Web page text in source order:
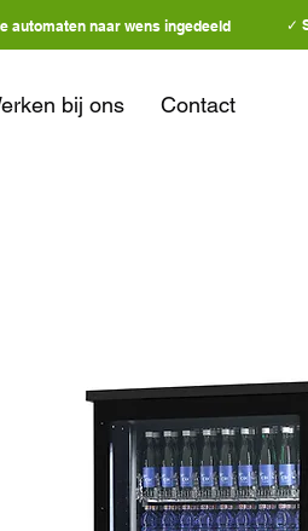
automaten naar wens ingedeeld ✓
bij ons Contact